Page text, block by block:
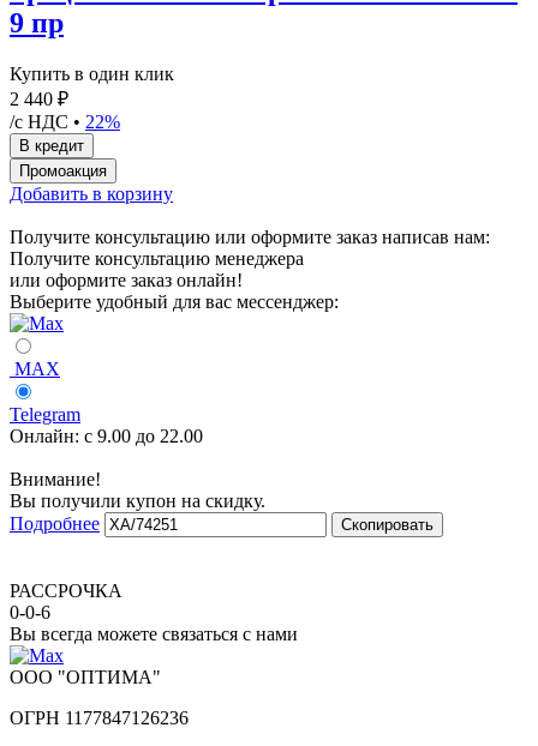
9 пр
Купить в один клик
2 440 ₽
/с НДС • 22%
Добавить в корзину
Получите консультацию или оформите заказ написав нам:
Получите консультацию менеджера
или оформите заказ онлайн!
Выберите удобный для вас мессенджер:
MAX
Telegram
Онлайн: с 9.00 до 22.00
Внимание!
Вы получили купон на скидку.
Подробнее
Скопировать
РАССРОЧКА
0-0-6
Вы всегда можете связаться с нами
ООО "ОПТИМА"
ОГРН 1177847126236